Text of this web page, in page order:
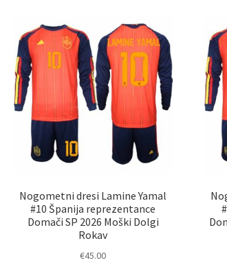
Nogometni dresi Lamine Yamal
#10 Španija reprezentance
Domači SP 2026 Moški Dolgi
Rokav
€45.00